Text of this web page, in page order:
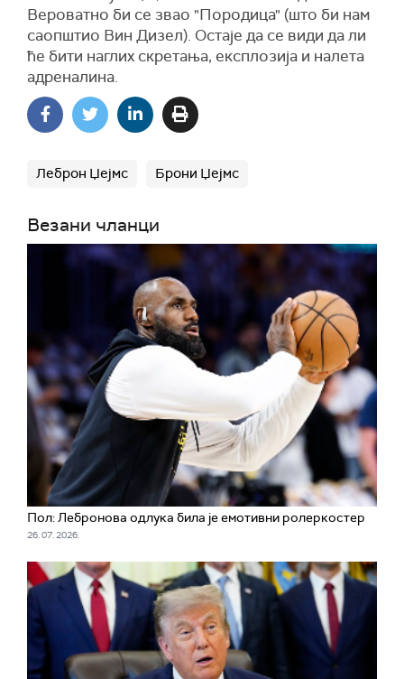
Вероватно би се звао "Породица" (што би нам
саопштио Вин Дизел). Остаје да се види да ли
ће бити наглих скретања, експлозија и налета
адреналина.
Леброн Џејмс Брони Џејмс
Везани чланци
Пол: Лебронова одлука била је емотивни ролеркостер
26. 07. 2026.